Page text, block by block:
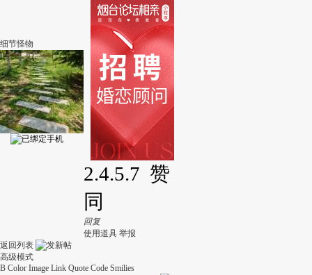
细节怪物
2.4.5.7 赞
同
回复
使用道具 举报
返回列表
高级模式
B Color Image Link Quote Code Smilies